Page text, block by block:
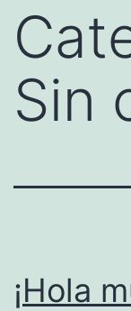
Sin
¡Hola